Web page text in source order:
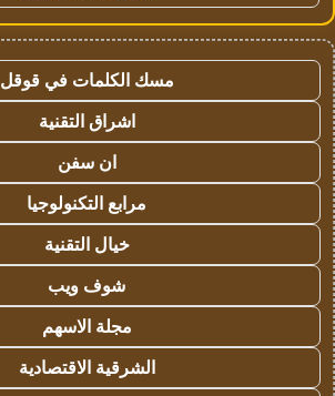
مسك الكلمات في قوقل
اشراق التقنية
ان سفن
مرابع التكنولوجيا
خيال التقنية
شوف ويب
مجلة الاسهم
الشرقية الاقتصادية